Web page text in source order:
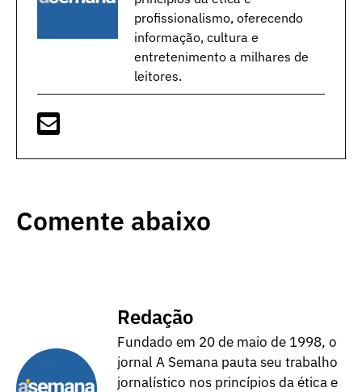
profissionalismo, oferecendo
informação, cultura e
entretenimento a milhares de
leitores.
Comente abaixo
Redação
Fundado em 20 de maio de 1998, o
jornal A Semana pauta seu trabalho
jornalístico nos princípios da ética e